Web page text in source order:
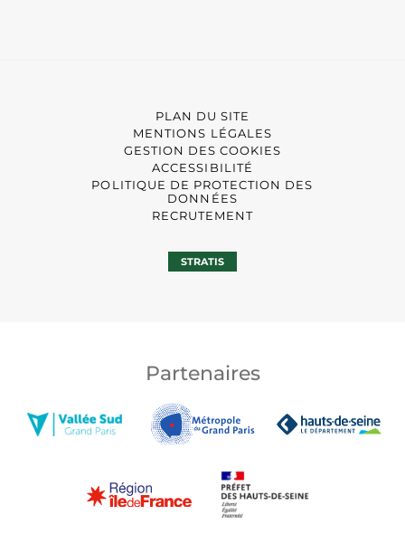
PLAN DU SITE
MENTIONS LÉGALES
GESTION DES COOKIES
ACCESSIBILITÉ
POLITIQUE DE PROTECTION DES
DONNÉES
RECRUTEMENT
STRATIS
Partenaires